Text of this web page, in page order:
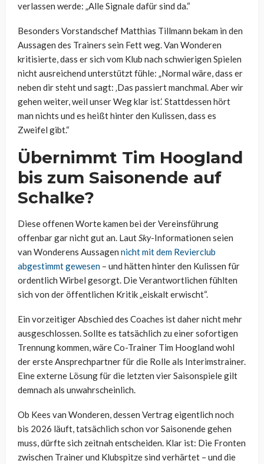
verlassen werde: „Alle Signale dafür sind da.“
Besonders Vorstandschef Matthias Tillmann bekam in den
Aussagen des Trainers sein Fett weg. Van Wonderen
kritisierte, dass er sich vom Klub nach schwierigen Spielen
nicht ausreichend unterstützt fühle: „Normal wäre, dass er
neben dir steht und sagt: ‚Das passiert manchmal. Aber wir
gehen weiter, weil unser Weg klar ist.‘ Stattdessen hört
man nichts und es heißt hinter den Kulissen, dass es
Zweifel gibt.“
Übernimmt Tim Hoogland
bis zum Saisonende auf
Schalke?
Diese offenen Worte kamen bei der Vereinsführung
offenbar gar nicht gut an. LautSky-Informationen seien
van Wonderens Aussagen nicht mit dem Revierclub
abgestimmt gewesen – und hätten hinter den Kulissen für
ordentlich Wirbel gesorgt. Die Verantwortlichen fühlten
sich von der öffentlichen Kritik „eiskalt erwischt“.
Ein vorzeitiger Abschied des Coaches ist daher nicht mehr
ausgeschlossen. Sollte es tatsächlich zu einer sofortigen
Trennung kommen, wäre Co-Trainer Tim Hoogland wohl
der erste Ansprechpartner für die Rolle als Interimstrainer.
Eine externe Lösung für die letzten vier Saisonspiele gilt
demnach als unwahrscheinlich.
Ob Kees van Wonderen, dessen Vertrag eigentlich noch
bis 2026 läuft, tatsächlich schon vor Saisonende gehen
muss, dürfte sich zeitnah entscheiden. Klar ist: Die Fronten
zwischen Trainer und Klubspitze sind verhärtet – und die